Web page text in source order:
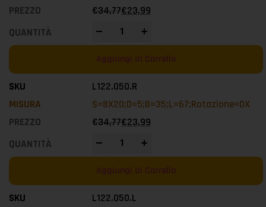
€34,77€23,99
Aggiungi al Carrello
L122.050.R
S=8X20;D=5;B=35;L=67;Rotazione=DX
€34,77€23,99
Aggiungi al Carrello
L122.050.L